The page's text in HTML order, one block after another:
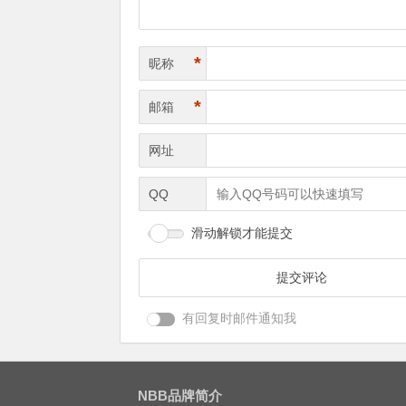
昵称 *
邮箱 *
网址
QQ
滑动解锁才能提交
有回复时邮件通知我
NBB品牌简介